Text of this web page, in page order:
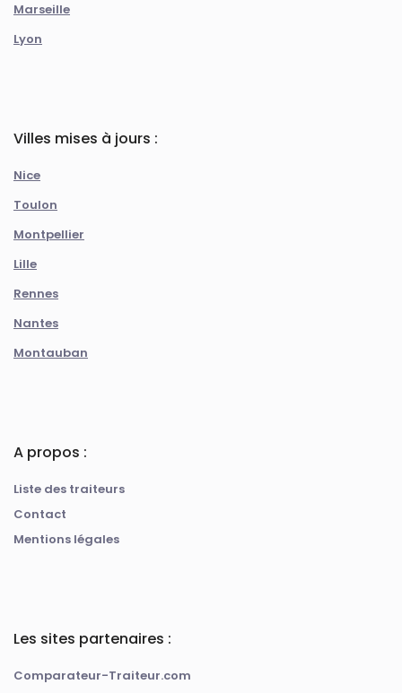
Marseille
Lyon
Villes mises à jours :
Nice
Toulon
Montpellier
Lille
Rennes
Nantes
Montauban
A propos :
Liste des traiteurs
Contact
Mentions légales
Les sites partenaires :
Comparateur-Traiteur.com